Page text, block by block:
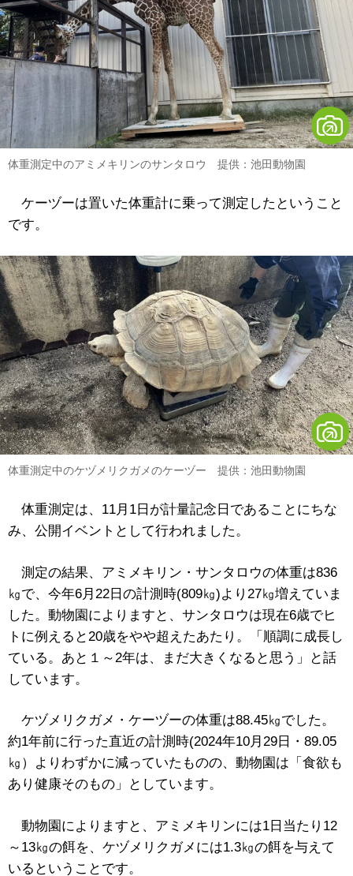
体重測定中のアミメキリンのサンタロウ 提供：池田動物園
ケーヅーは置いた体重計に乗って測定したということ
です。
体重測定中のケヅメリクガメのケーヅー 提供：池田動物園
体重測定は、11月1日が計量記念日であることにちな
み、公開イベントとして行われました。
測定の結果、アミメキリン・サンタロウの体重は836
㎏で、今年6月22日の計測時(809㎏)より27㎏増えていま
した。動物園によりますと、サンタロウは現在6歳でヒ
トに例えると20歳をやや超えたあたり。「順調に成長し
ている。あと１～2年は、まだ大きくなると思う」と話
しています。
ケヅメリクガメ・ケーヅーの体重は88.45㎏でした。
約1年前に行った直近の計測時(2024年10月29日・89.05
㎏）よりわずかに減っていたものの、動物園は「食欲も
あり健康そのもの」としています。
動物園によりますと、アミメキリンには1日当たり12
～13㎏の餌を、ケヅメリクガメには1.3㎏の餌を与えて
いるということです。